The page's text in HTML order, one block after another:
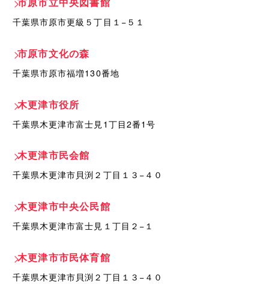
千葉県市原市更級５丁目１−５１
市原市文化の森
千葉県市原市福増130番地
木更津市役所
千葉県木更津市富士見1丁目2番1号
木更津市民会館
千葉県木更津市貝渕２丁目１３−４０
木更津市中央公民館
千葉県木更津市富士見１丁目２−１
木更津市市民体育館
千葉県木更津市貝渕２丁目１３−４０